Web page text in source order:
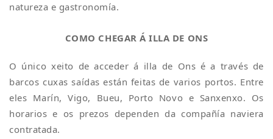
natureza e gastronomía.
COMO CHEGAR Á ILLA DE ONS
O único xeito de acceder á illa de Ons é a través de
barcos cuxas saídas están feitas de varios portos. Entre
eles Marín, Vigo, Bueu, Porto Novo e Sanxenxo. Os
horarios e os prezos dependen da compañía naviera
contratada.